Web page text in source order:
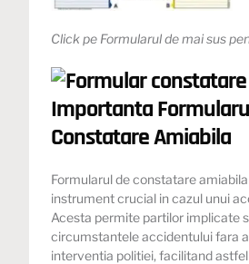
Click pe Formularul de mai sus
Importanta
Constatare Amiabila
Formularul de constatare
instrument crucial in cazul unui
Acesta permite partilor implicate
circumstantele accidentului fara
interventia politiei, facilitand